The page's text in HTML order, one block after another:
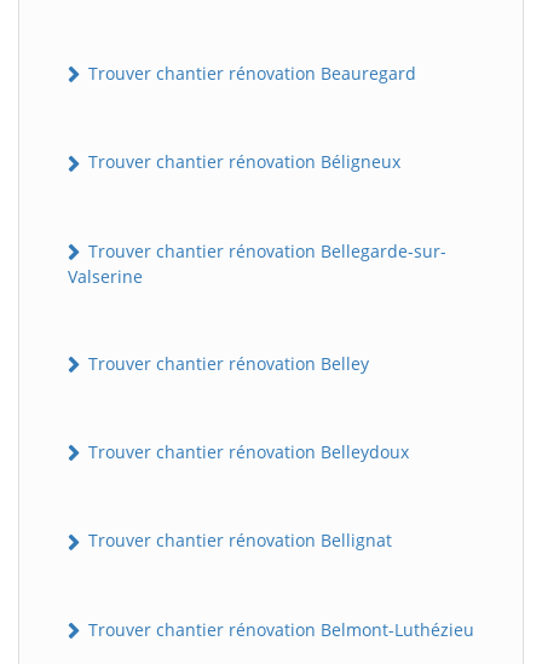
Trouver chantier rénovation Beauregard
Trouver chantier rénovation Béligneux
Trouver chantier rénovation Bellegarde-sur-
Valserine
Trouver chantier rénovation Belley
Trouver chantier rénovation Belleydoux
Trouver chantier rénovation Bellignat
Trouver chantier rénovation Belmont-Luthézieu